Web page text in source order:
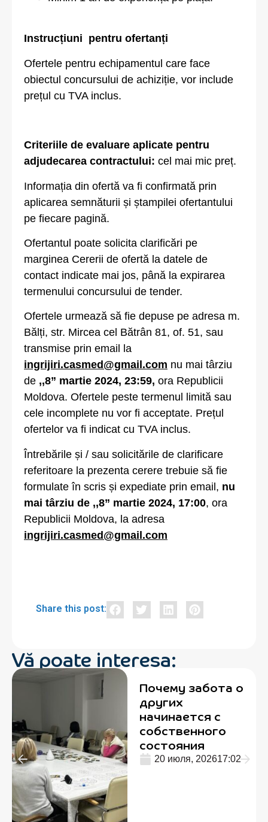
Instrucțiuni pentru ofertanți
Ofertele pentru echipamentul care face
obiectul concursului de achiziție, vor include
prețul cu TVA inclus.
Criteriile de evaluare aplicate pentru
adjudecarea contractului: cel mai mic preț.
Informația din ofertă va fi confirmată prin
aplicarea semnăturii și ștampilei ofertantului
pe fiecare pagină.
Ofertantul poate solicita clarificări pe
marginea Cererii de ofertă la datele de
contact indicate mai jos, până la expirarea
termenului concursului de tender.
Ofertele urmează să fie depuse pe adresa m.
Bălți, str. Mircea cel Bătrân 81, of. 51, sau
transmise prin email la
ingrijiri.casmed@gmail.com nu mai târziu
de ,,8” martie 2024, 23:59, ora Republicii
Moldova. Ofertele peste termenul limită sau
cele incomplete nu vor fi acceptate. Prețul
ofertelor va fi indicat cu TVA inclus.
Întrebările și / sau solicitările de clarificare
referitoare la prezenta cerere trebuie să fie
formulate în scris și expediate prin email, nu
mai târziu de ,,8” martie 2024, 17:00, ora
Republicii Moldova, la adresa
ingrijiri.casmed@gmail.com
Share this post:
Vă poate interesa:
Почему забота о
других
начинается с
собственного
состояния
20 июля, 202617:02